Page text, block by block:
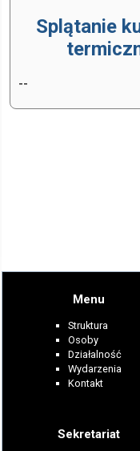
Splątanie
--
Menu
Struktura
Osoby
Działalność
Wydarzenia
Kontakt
Sekretariat